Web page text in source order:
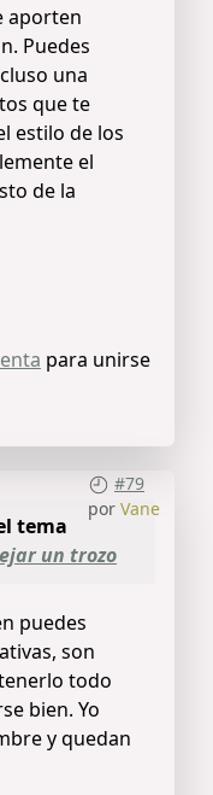
aporten
Puedes
una
que te
estilo de los
el
de la
para unirse
#79
por Vane
tema
un trozo
puedes
son
todo
bien. Yo
y quedan